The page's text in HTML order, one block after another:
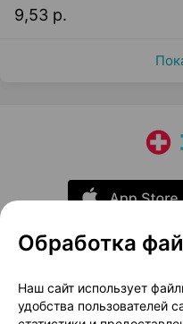
9,53 р.
О проекте
Размещение рекламы
Обработка
Наш сайт использует
удобства пользователей